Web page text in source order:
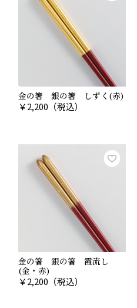
金の箸 銀の箸 しずく(赤)
￥2,200 （税込）
金の箸 銀の箸 霞流し
(金・赤)
￥2,200 （税込）